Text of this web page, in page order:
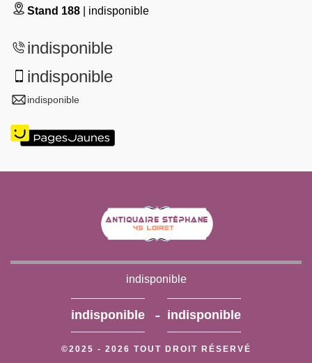
Stand 188 | indisponible
indisponible
indisponible
indisponible
indisponible
indisponible - indisponible
©2025 - 2026 TOUT DROIT RÉSERVÉ